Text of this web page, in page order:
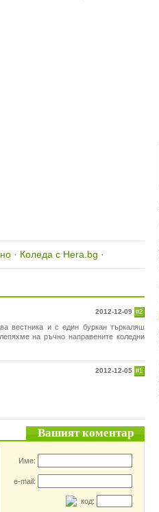
· Коледа с Hera.bg ·
2012-12-09 #2
вестника и с един буркан търкаляш
на ръчно направените коледни
2012-12-05 #1
Вашият коментар
Име:
e-mail:
код: